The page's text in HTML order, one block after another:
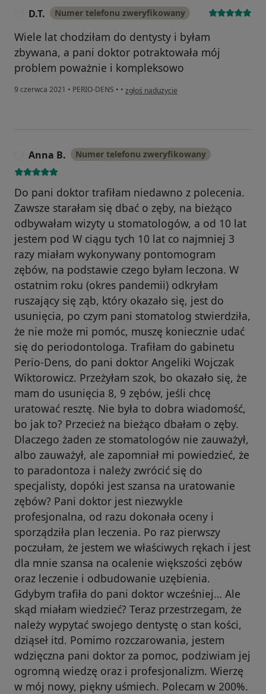
D.T. Numer telefonu zweryfikowany
Wiele lat chodziłam do dentysty i byłam
zbywana, a pani doktor potraktowała mój
problem poważnie i kompleksowo
9 czerwca 2021 • PERIO-DENS • • w opinii użytkownika D.T.
zgłoś nadużycie
Anna B. Numer telefonu zweryfikowany
Do pani doktor trafiłam niedawno z polecenia.
Zawsze starałam się dbać o zęby, na bieżąco
odbywałam wizyty u stomatologów, a od 10 lat
jestem pod W ciągu tych 10 lat co najmniej 3
razy miałam wykonywany pontomogram
zębów, na podstawie czego byłam leczona. W
ostatnim roku (okres pandemii) odkryłam
ruszający się ząb, który okazało się, jest do
usunięcia, po czym pani stomatolog stwierdziła,
że nie może mi pomóc, muszę koniecznie udać
się do periodontologa. Trafiłam do gabinetu
Perio-Dens, do pani doktor Angeliki Wojczak
Wiktorowicz. Przeżyłam szok, bo okazało się, że
mam do usunięcia 8, 9 zębów, jeśli chcę
uratować resztę. Nie była to dobra wiadomość,
bo jak to? Przecież na bieżąco dbałam o zęby.
Dlaczego żaden ze stomatologów nie zauważył,
albo zauważył, ale zapomniał mi powiedzieć, że
to paradontoza i należy zwrócić się do
specjalisty, dopóki jest szansa na uratowanie
zębów? Pani doktor jest niezwykle
profesjonalna, od razu dokonała oceny i
sporządziła plan leczenia. Po raz pierwszy
poczułam, że jestem we właściwych rękach i jest
dla mnie szansa na ocalenie większości zębów
oraz leczenie i odbudowanie uzębienia.
Gdybym trafiła do pani doktor wcześniej… Ale
skąd miałam wiedzieć? Teraz przestrzegam, że
należy wypytać swojego dentystę o stan kości,
dziąseł itd. Pomimo rozczarowania, jestem
wdzięczna pani doktor za pomoc, podziwiam jej
ogromną wiedzę oraz i profesjonalizm. Wierzę
w mój nowy, piękny uśmiech. Polecam w 200%.